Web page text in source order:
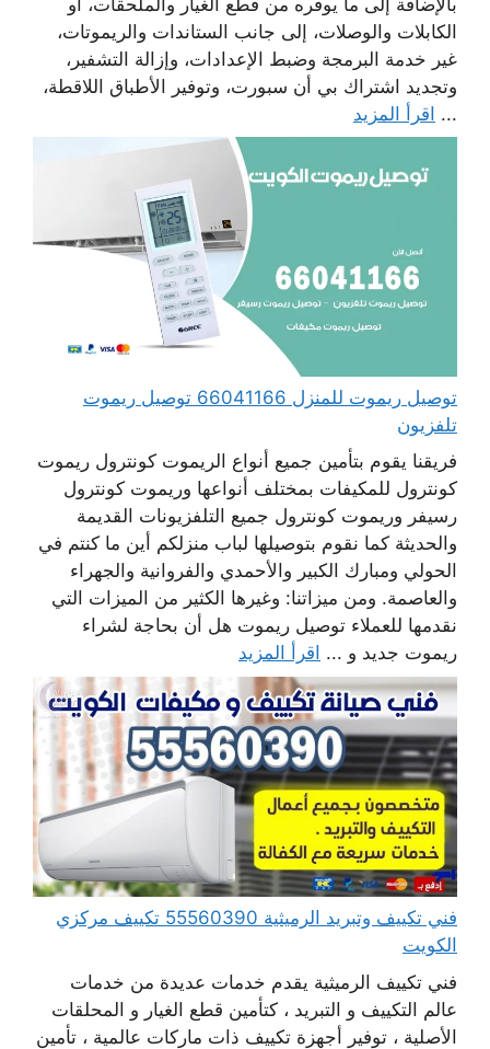
الكابلات والوصلات، إلى جانب الستاندات والريموتات،
غير خدمة البرمجة وضبط الإعدادات، وإزالة التشفير،
وتجديد اشتراك بي أن سبورت، وتوفير الأطباق اللاقطة،
... اقرأ المزيد
توصيل ريموت للمنزل 66041166 توصيل ريموت
تلفزيون
فريقنا يقوم بتأمين جميع أنواع الريموت كونترول ريموت
كونترول للمكيفات بمختلف أنواعها وريموت كونترول
رسيفر وريموت كونترول جميع التلفزيونات القديمة
والحديثة كما نقوم بتوصيلها لباب منزلكم أين ما كنتم في
الحولي ومبارك الكبير والأحمدي والفروانية والجهراء
والعاصمة. ومن ميزاتنا: وغيرها الكثير من الميزات التي
نقدمها للعملاء توصيل ريموت هل أن بحاجة لشراء
ريموت جديد و ... اقرأ المزيد
فني تكييف وتبريد الرميثية 55560390 تكييف مركزي
الكويت
فني تكييف الرميثية يقدم خدمات عديدة من خدمات
عالم التكييف و التبريد ، كتأمين قطع الغيار و المحلقات
الأصلية ، توفير أجهزة تكييف ذات ماركات عالمية ، تأمين